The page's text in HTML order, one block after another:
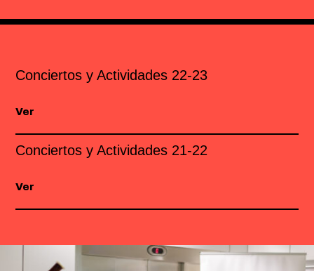
Conciertos y Actividades 22-23
Ver
Conciertos y Actividades 21-22
Ver